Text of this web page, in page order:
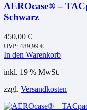
AEROcase® –
Schwarz
450,00 €
UVP: 489,99 €
In den Warenkorb
inkl. 19 % MwSt.
zzgl. Versandkosten